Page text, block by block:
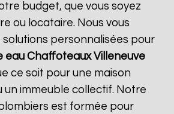
budget, que vous soyez
ou locataire. Nous vous
personnalisées pour
eau Chaffoteaux Villeneuve
ce soit pour une maison
un immeuble collectif. Notre
est formée pour